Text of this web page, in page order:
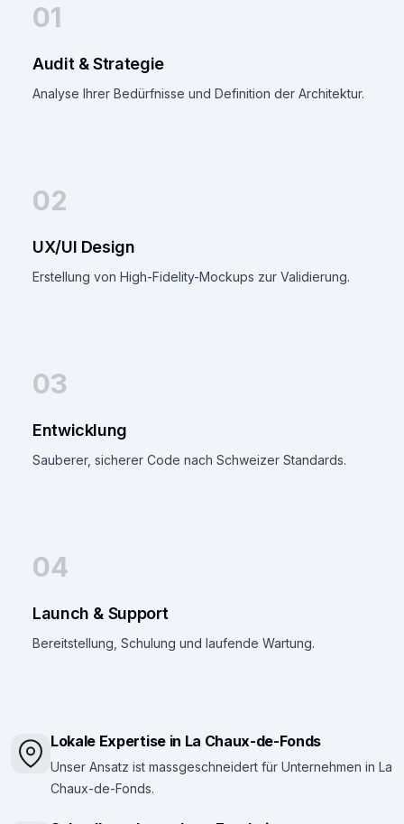
01
Audit & Strategie
Analyse Ihrer Bedürfnisse und Definition der Architektur.
02
UX/UI Design
Erstellung von High-Fidelity-Mockups zur Validierung.
03
Entwicklung
Sauberer, sicherer Code nach Schweizer Standards.
04
Launch & Support
Bereitstellung, Schulung und laufende Wartung.
Lokale Expertise in La Chaux-de-Fonds
Unser Ansatz ist massgeschneidert für Unternehmen in La
Chaux-de-Fonds.